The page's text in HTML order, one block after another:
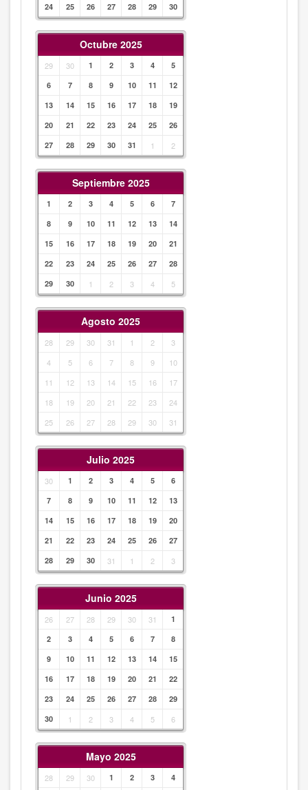
24
25 26 27 28 29 30
Octubre 2025
29 30 1 2 3 4
5
6
7 8 9 10 11
12
13
14 15 16 17 18
19
20
21 22 23 24 25
26
27
28 29 30 31 1 2
Septiembre 2025
1 2 3 4 5 6
7
8
9 10 11 12 13
14
15
16 17 18 19 20
21
22
23 24 25 26 27
28
29
30 1 2 3 4 5
Agosto 2025
28 29 30 31 1 2
3
4
5 6 7 8 9
10
11
12 13 14 15 16
17
18
19 20 21 22 23
24
25
26 27 28 29 30 31
Julio 2025
30 1 2 3 4 5
6
7
8 9 10 11 12
13
14
15 16 17 18 19
20
21
22 23 24 25 26
27
28
29 30 31 1 2 3
Junio 2025
26 27 28 29 30 31
1
2
3 4 5 6 7
8
9
10 11 12 13 14
15
16
17 18 19 20 21
22
23
24 25 26 27 28
29
30
1 2 3 4 5 6
Mayo 2025
28 29 30 1 2 3 4